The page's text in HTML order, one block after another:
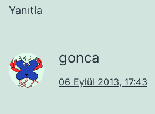
Yanıtla
gonca
06 Eylül 2013, 17:43